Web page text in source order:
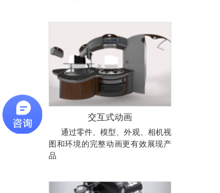
交互式动画
通过零件、模型、外观、相机视
图和环境的完整动画更有效展现产
品